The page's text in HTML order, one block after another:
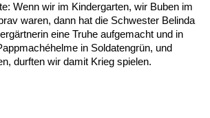
Wenn wir im Kindergarten, wir Buben im
waren, dann hat die Schwester Belinda
eine Truhe aufgemacht und in
in Soldatengrün, und
durften wir damit Krieg spielen.